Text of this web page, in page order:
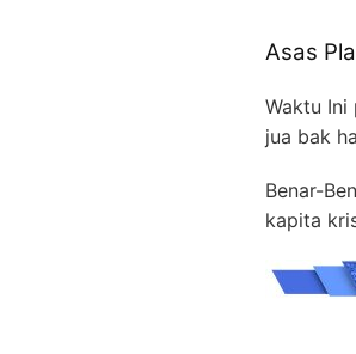
Asas
Waktu Ini
jua bak
Benar-
kapita